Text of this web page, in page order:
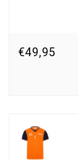
€49,95